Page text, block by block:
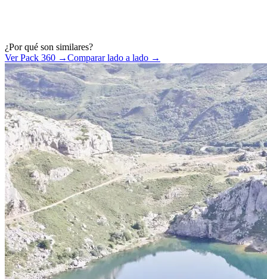
¿Por qué son similares?
Ver Pack 360 →Comparar lado a lado →